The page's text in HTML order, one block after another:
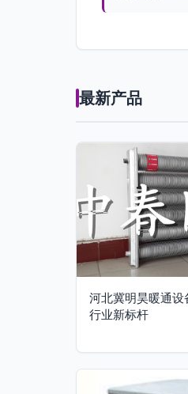
最新产品
河北冀明昊暖通设
行业新标杆